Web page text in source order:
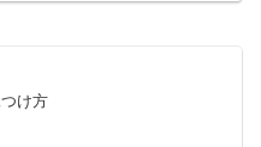
け方